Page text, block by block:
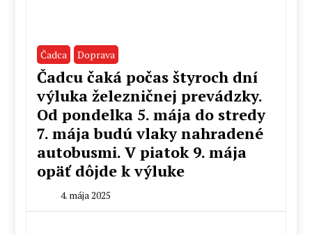
Čadca Doprava
Čadcu čaká počas štyroch dní
výluka železničnej prevádzky.
Od pondelka 5. mája do stredy
7. mája budú vlaky nahradené
autobusmi. V piatok 9. mája
opäť dôjde k výluke
4. mája 2025